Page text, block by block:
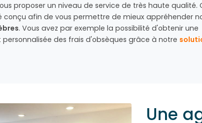
proposer un niveau de service de très haute qualité.
afin de vous permettre de mieux appréhender
. Vous avez par exemple la possibilité d'obtenir une
des frais d'obsèques grâce à notre
Une